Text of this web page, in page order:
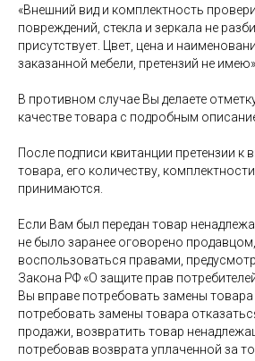
«Внешний вид и комплектность
повреждений, стекла и зеркала не
присутствует. Цвет, цена и
заказанной мебели, претензий не имею».
В противном случае Вы делаете
качестве товара с подробным
После подписи квитанции претензии к
товара, его количеству,
принимаются.
Если Вам был передан товар
не было заранее оговорено
воспользоваться правами,
Закона РФ «О защите прав
Вы вправе потребовать замены
потребовать замены товара
продажи, возвратить товар
потребовав возврата уплаченной за